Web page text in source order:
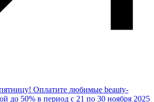
Оплатите любимые beauty-
до 50% в период с 21 по 30 ноября 2025